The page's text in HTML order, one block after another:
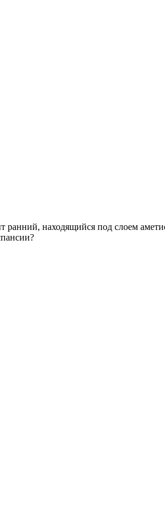
ранний, находящийся под слоем